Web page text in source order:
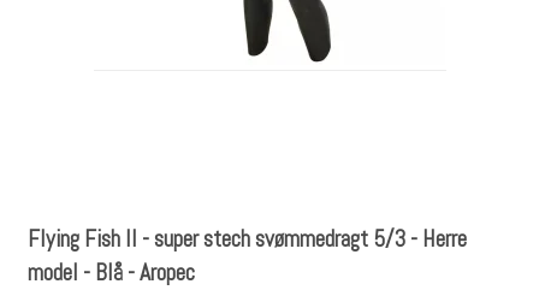
Flying Fish II - super stech svømmedragt 5/3 - Herre
model - Blå - Aropec